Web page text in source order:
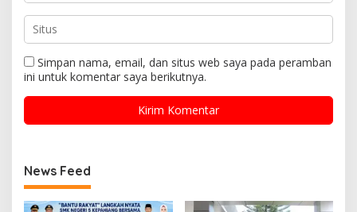
Simpan nama, email, dan situs web saya pada peramban
ini untuk komentar saya berikutnya.
News Feed